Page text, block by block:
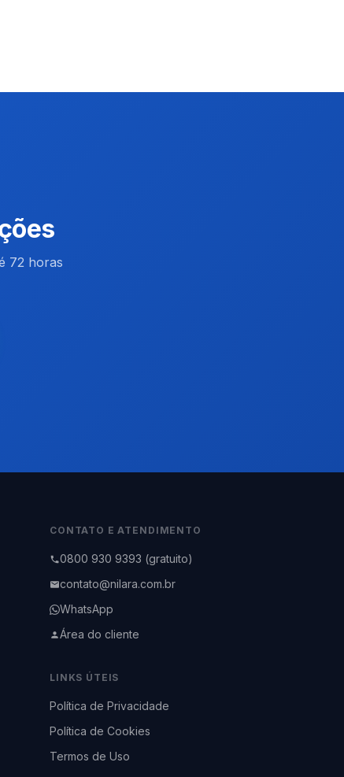
72 horas
CONTATO E ATENDIMENTO
0800 930 9393 (gratuito)
contato@nilara.com.br
WhatsApp
Área do cliente
LINKS ÚTEIS
Política de Privacidade
Política de Cookies
Termos de Uso